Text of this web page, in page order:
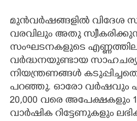
മുൻവർഷങ്ങളിൽ വിദേശ
വരവിലും അതു
സംഘടനകളുടെ
വർദ്ധനയുണ്ടായ
നിയന്ത്രണങ്ങൾ
പറഞ്ഞു. ഓരോ വർഷവും
20,000 വരെ അപേക്ഷകളും
വാർഷിക റിട്ടേണുകളും